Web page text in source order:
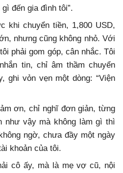
đến gia đình tôi”.
khi chuyển tiền, 1,800 USD,
nhưng cũng không nhỏ. Với
phải gom góp, cân nhắc. Tôi
tin, chỉ âm thầm chuyển
ghi vỏn vẹn một dòng: “Viện
ơn, chỉ nghĩ đơn giản, từng
như vậy mà không làm gì thì
ngờ, chưa đầy một ngày
khoản của tôi.
cô ấy, mà là mẹ vợ cũ, nội